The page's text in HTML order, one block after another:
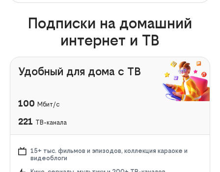
Подписки на домашний
интернет и ТВ
Удобный для дома с ТВ
100 Мбит/с
221 ТВ-канала
15+ тыс. фильмов и эпизодов, коллекция караоке и
видеоблоги